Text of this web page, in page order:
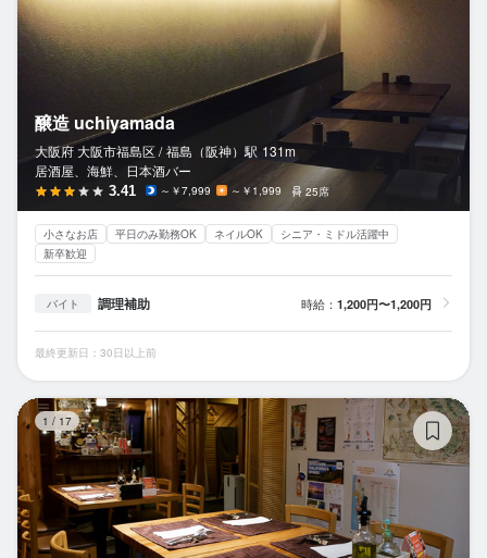
醸造 uchiyamada
大阪府 大阪市福島区 / 福島（阪神） 駅 131m
居酒屋、海鮮、日本酒バー
3.41 ～￥7,999 ～￥1,999 25席
小さなお店 平日のみ勤務OK ネイルOK
シニア・ミドル活躍中
新卒歓迎
バイト 調理補助 時給： 1,200円〜1,200円
最終更新日：30日以上前
1 / 17